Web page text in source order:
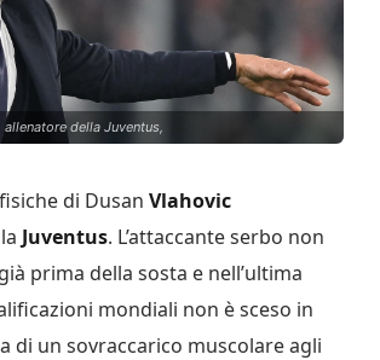
della Juventus,
di Dusan Vlahovic
Juventus. L’attaccante serbo non
prima della sosta e nell’ultima
mondiali non è sceso in
di un sovraccarico muscolare agli